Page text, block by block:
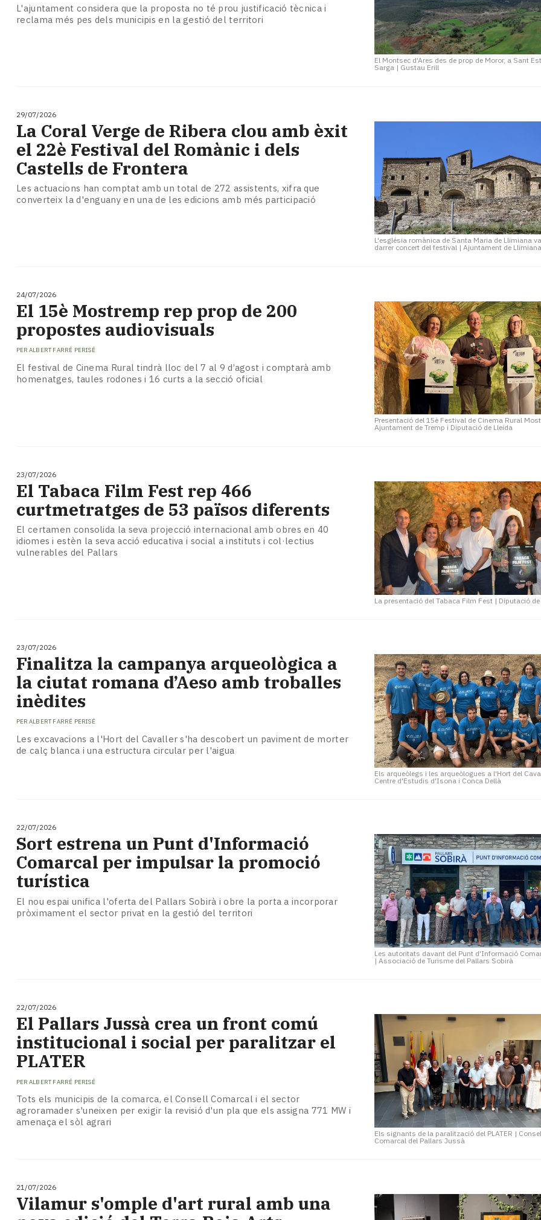
El Montsec d'Ares des de prop de Moror, a Sant
Sarga | Gustau Erill
L'ajuntament considera que la proposta no té prou justificació tècnica i
reclama més pes dels municipis en la gestió del territori
29/07/2026
L'església romànica de Santa Maria de Llimiana
darrer concert del festival |Ajuntament de
La Coral Verge de Ribera clou amb èxit
el 22è Festival del Romànic i dels
Castells de Frontera
Les actuacions han comptat amb un total de 272 assistents, xifra que
converteix la d'enguany en una de les edicions amb més participació
24/07/2026
Presentació del 15è Festival de Cinema Rural
Ajuntament de Tremp i Diputació de Lleida
El 15è Mostremp rep prop de 200
propostes audiovisuals
PER ALBERT FARRÉ PERISÉ
El festival de Cinema Rural tindrà lloc del 7 al 9 d’agost i comptarà amb
homenatges, taules rodones i 16 curts a la secció oficial
23/07/2026
La presentació del Tabaca Film Fest | Diputació
El Tabaca Film Fest rep 466
curtmetratges de 53 països diferents
El certamen consolida la seva projecció internacional amb obres en 40
idiomes i estèn la seva acció educativa i social a instituts i col·lectius
vulnerables del Pallars
23/07/2026
Els arqueòlegs i les arqueòlogues a l'Hort del
Centre d'Estudis d'Isona i Conca Dellà
Finalitza la campanya arqueològica a
la ciutat romana d’Aeso amb troballes
inèdites
PER ALBERT FARRÉ PERISÉ
Les excavacions a l'Hort del Cavaller s'ha descobert un paviment de morter
de calç blanca i una estructura circular per l'aigua
22/07/2026
Les autoritats davant del Punt d'Informació
| Associació de Turisme del Pallars Sobirà
Sort estrena un Punt d'Informació
Comarcal per impulsar la promoció
turística
El nou espai unifica l'oferta del Pallars Sobirà i obre la porta a incorporar
pròximament el sector privat en la gestió del territori
22/07/2026
Els signants de la paralització del PLATER |
Comarcal del Pallars Jussà
El Pallars Jussà crea un front comú
institucional i social per paralitzar el
PLATER
PER ALBERT FARRÉ PERISÉ
Tots els municipis de la comarca, el Consell Comarcal i el sector
agroramader s'uneixen per exigir la revisió d'un pla que els assigna 771 MW i
amenaça el sòl agrari
21/07/2026
Vilamur s'omple d'art rural amb una